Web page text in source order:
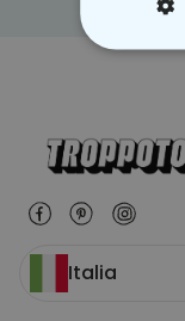
Italia